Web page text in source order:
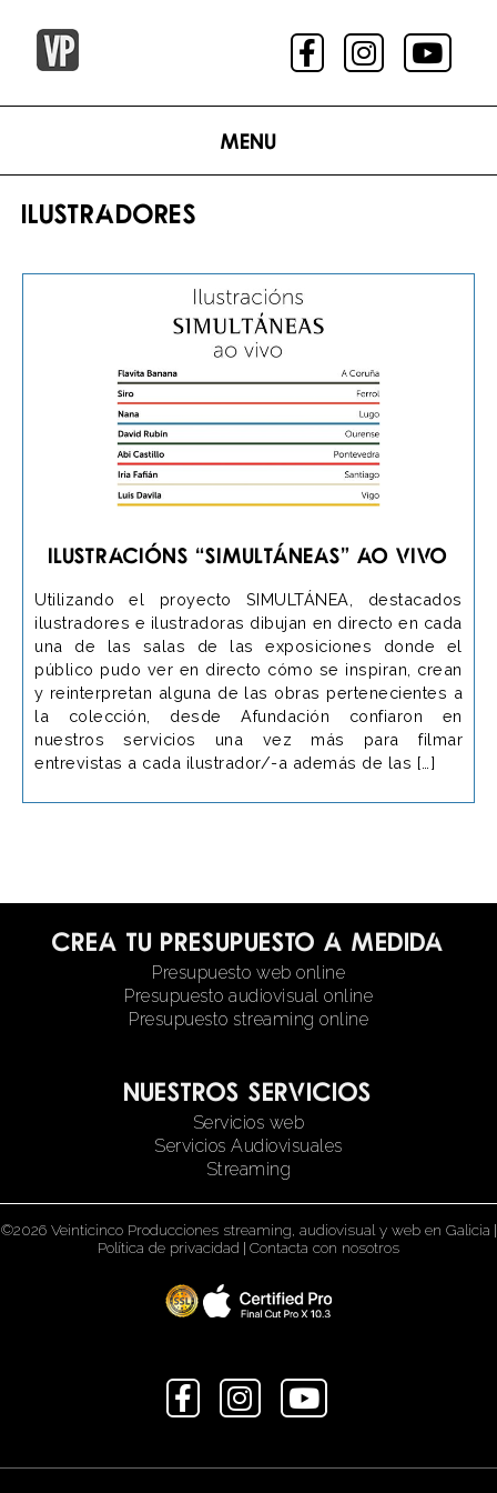
Menu
ILUSTRADORES
Ilustracións “SIMULTÁNEAS” ao vivo
Utilizando el proyecto SIMULTÁNEA, destacados
ilustradores e ilustradoras dibujan en directo en cada
una de las salas de las exposiciones donde el
público pudo ver en directo cómo se inspiran, crean
y reinterpretan alguna de las obras pertenecientes a
la colección, desde Afundación confiaron en
nuestros servicios una vez más para filmar
entrevistas a cada ilustrador/-a además de las […]
Crea tu presupuesto a medida
Presupuesto web online
Presupuesto audiovisual online
Presupuesto streaming online
Nuestros servicios
Servicios web
Servicios Audiovisuales
Streaming
©2026 Veinticinco Producciones streaming, audiovisual y web en Galicia |
Política de privacidad | Contacta con nosotros